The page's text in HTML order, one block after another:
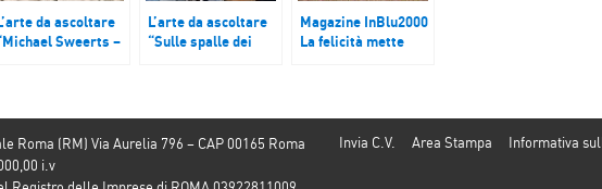
da ascoltare
Sweerts –
L’arte da ascoltare
“Sulle spalle dei
Magazine InBlu2000
La felicità mette
Invia C.V. Area Stampa Informativa
Roma (RM) Via Aurelia 796 – CAP 00165 Roma
i.v